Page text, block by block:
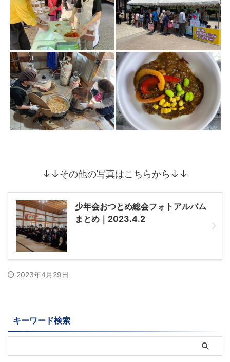
↓↓その他の写真はこちらから↓↓
少年会おつとめ総会フォトアルバム
まとめ｜2023.4.2
2023年4月29日
キーワード検索